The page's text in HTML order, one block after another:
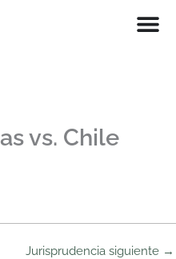
vs. Chile
Jurisprudencia siguiente →